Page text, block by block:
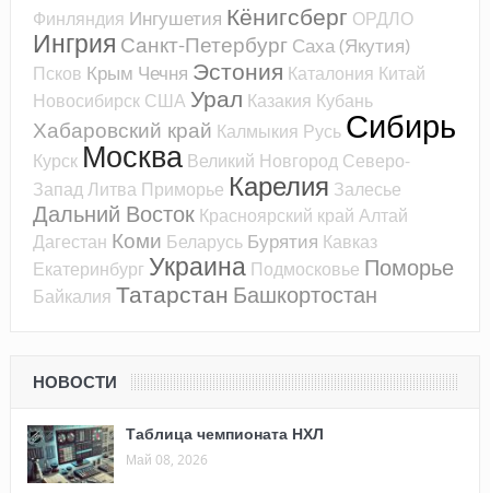
Финляндия Ингушетия Кёнигсберг ОРДЛО
Ингрия Санкт-Петербург Саха (Якутия)
Псков Крым Чечня Эстония Каталония Китай
Новосибирск США Урал Казакия Кубань
Хабаровский край Калмыкия Русь Сибирь
Курск Москва Великий Новгород Северо-
ЗападЛитва Приморье Карелия Залесье
Дальний Восток Красноярский край Алтай
Дагестан Коми Беларусь Бурятия Кавказ
Екатеринбург Украина Подмосковье Поморье
Байкалия Татарстан Башкортостан
НОВОСТИ
Таблица чемпионата НХЛ
Май 08, 2026